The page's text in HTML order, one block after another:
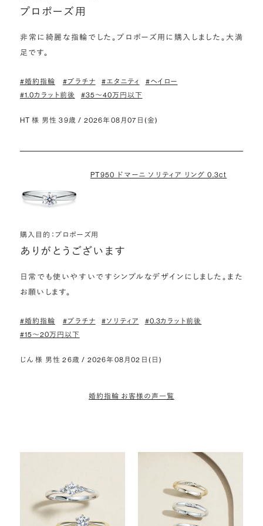
プロポーズ用
非常に綺麗な指輪でした。プロポーズ用に購入しました。大満
足です。
#婚約指輪 #プラチナ #エタニティ
#ヘイロー
#1.0カラット前後
#35〜40万円以下
HT 様 男性 39歳 / 2026年08月07日(金)
PT950 ドマーニ ソリティア リング 0.3ct
購入目的：プロポーズ用
ありがとうございます
日常でも使いやすいですシンプルなデザインにしました。また
お願いします。
#婚約指輪 #プラチナ #ソリティア
#0.3カラット前後
#15〜20万円以下
じん 様 男性 26歳 / 2026年08月02日(日)
婚約指輪 お客様の声一覧